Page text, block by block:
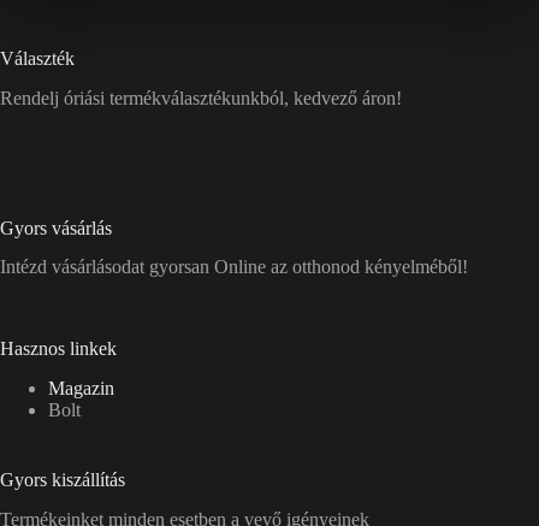
Választék
Rendelj óriási termékválasztékunkból, kedvező áron!
Gyors vásárlás
Intézd vásárlásodat gyorsan Online az otthonod kényelméből!
Hasznos linkek
Magazin
Bolt
Gyors kiszállítás
Termékeinket minden esetben a vevő igényeinek